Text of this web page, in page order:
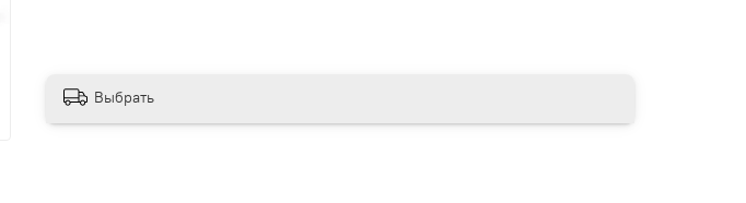
Выбрать